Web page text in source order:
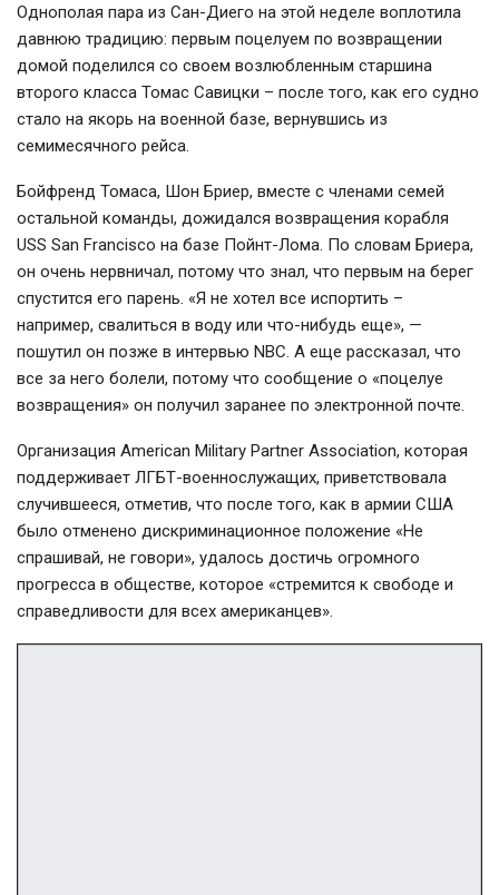
Однополая пара из Сан-Диего на этой неделе воплотила
давнюю традицию: первым поцелуем по возвращении
домой поделился со своем возлюбленным старшина
второго класса Томас Савицки – после того, как его судно
стало на якорь на военной базе, вернувшись из
семимесячного рейса.
Бойфренд Томаса, Шон Бриер, вместе с членами семей
остальной команды, дожидался возвращения корабля
USS San Francisco на базе Пойнт-Лома. По словам Бриера,
он очень нервничал, потому что знал, что первым на берег
спустится его парень. «Я не хотел все испортить –
например, свалиться в воду или что-нибудь еще», —
пошутил он позже в интервью NBC. А еще рассказал, что
все за него болели, потому что сообщение о «поцелуе
возвращения» он получил заранее по электронной почте.
Организация American Military Partner Association, которая
поддерживает ЛГБТ-военнослужащих, приветствовала
случившееся, отметив, что после того, как в армии США
было отменено дискриминационное положение «Не
спрашивай, не говори», удалось достичь огромного
прогресса в обществе, которое «стремится к свободе и
справедливости для всех американцев».